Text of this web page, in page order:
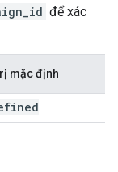
để xác
mặc định